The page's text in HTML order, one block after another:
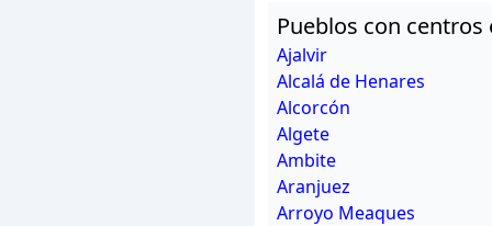
Pueblos con
Ajalvir
Alcalá de Henares
Alcorcón
Algete
Ambite
Aranjuez
Arroyo Meaques